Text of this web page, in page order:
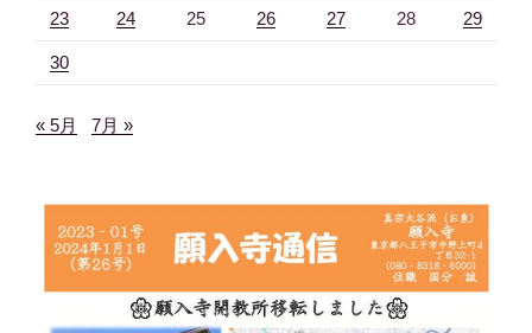
23 24 25 26 27 28 29
30
« 5月 7月 »